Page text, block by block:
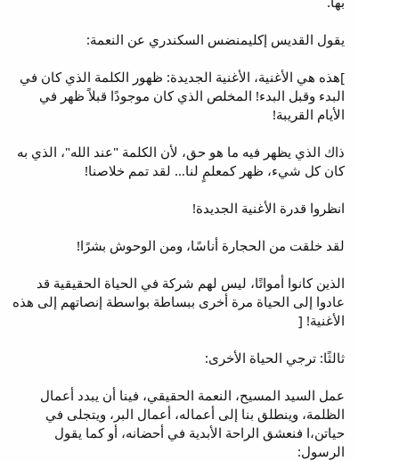
يقول القديس إكليمنضس السكندري عن النعمة:
]هذه هي الأغنية، الأغنية الجديدة: ظهور الكلمة الذي كان في
البدء وقبل البدء! المخلص الذي كان موجودًا قبلاً ظهر في
الأيام القريبة!
ذاك الذي يظهر فيه ما هو حق، لأن الكلمة "عند الله"، الذي به
كان كل شيء، ظهر كمعلمٍ لنا… لقد تمم خلاصنا!
انظروا قدرة الأغنية الجديدة!
لقد خلقت من الحجارة أناسًا، ومن الوحوش بشرًا!
الذين كانوا أمواتًا، ليس لهم شركة في الحياة الحقيقية قد
عادوا إلى الحياة مرة أخرى ببساطة بواسطة إنصاتهم إلى هذه
الأغنية! [
ثالثًا: ترجي الحياة الأخرى:
عمل السيد المسيح، النعمة الحقيقي، فينا أن يبدد أعمال
الظلمة، وينطلق بنا إلى أعماله، أعمال البر، ويتجلى في
حياتن،ا فنعشق الراحة الأبدية في أحضانه، أو كما يقول
الرسول: